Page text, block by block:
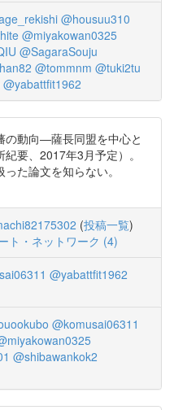
@housuu310
@miyakowan0325
@SagaraSouju
@tommnm @tuki2tu
@yabattfit1962
の動向―薩長同盟を中心と
要、2017年3月予定）。
た論文を知らない。
(投稿一覧)
ト・ネットワーク (4)
@yabattfit1962
@komusai06311
@shibawankok2